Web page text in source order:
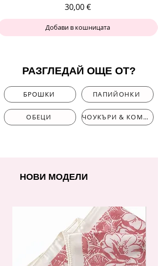
Цена
30,00 €
Добави в кошницата
РАЗГЛЕДАЙ ОЩЕ ОТ?
БРОШКИ ПАПИЙОНКИ
ОБЕЦИ ЧОУКЪРИ & КОМПЛЕКТИ
НОВИ МОДЕЛИ